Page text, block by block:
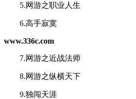
5.网游之职业人生
6.高手寂寞
www.336c.com
7.网游之近战法师
8.网游之纵横天下
9.独闯天涯